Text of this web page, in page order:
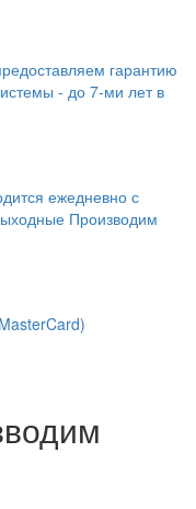
гарантию
- до 7-ми лет в
ежедневно с
Производим